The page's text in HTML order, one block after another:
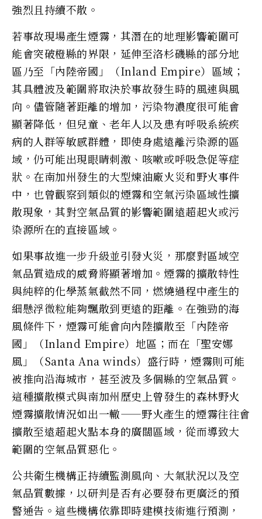
強烈且持續不散。
若事故現場產生煙霧，其潛在的地理影響範圍可
能會突破橙縣的界限，延伸至洛杉磯縣的部分地
區乃至「內陸帝國」（Inland Empire）區域；
其具體波及範圍將取決於事故發生時的風速與風
向。儘管隨著距離的增加，污染物濃度很可能會
顯著降低，但兒童、老年人以及患有呼吸系統疾
病的人群等敏感群體，即使身處遠離污染源的區
域，仍可能出現眼睛刺激、咳嗽或呼吸急促等症
狀。在南加州發生的大型煉油廠火災和野火事件
中，也曾觀察到類似的煙霧和空氣污染區域性擴
散現象，其對空氣品質的影響範圍遠超起火或污
染源所在的直接區域。
如果事故進一步升級並引發火災，那麼對區域空
氣品質造成的威脅將顯著增加。煙霧的擴散特性
與純粹的化學蒸氣截然不同，燃燒過程中產生的
細懸浮微粒能夠飄散到更遠的距離。在強勁的海
風條件下，煙霧可能會向內陸擴散至「內陸帝
國」（Inland Empire）地區；而在「聖安娜
風」（Santa Ana winds）盛行時，煙霧則可能
被推向沿海城市，甚至波及多個縣的空氣品質。
這種擴散模式與南加州歷史上曾發生的森林野火
煙霧擴散情況如出一轍——野火產生的煙霧往往會
擴散至遠超起火點本身的廣闊區域，從而導致大
範圍的空氣品質惡化。
公共衛生機構正持續監測風向、大氣狀況以及空
氣品質數據，以研判是否有必要發布更廣泛的預
警通告。這些機構依靠即時建模技術進行預測，